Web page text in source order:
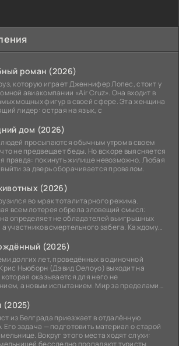
роман (2026)
которую играет Дженнифер Лопес, стоит у
авиакомпании «Air Cruz». Она входит в
мощных фигур в своей сфере. Эта женщина
лидер: острая на язык, с
дом (2026)
просыпаются обычным утром в своем
не предвещает беды. Но вскоре выясняется
правда: покинуть жилище невозможно. Любая
за дверь оборачивается провалом.
(2026)
во мрак тоталитарного режима.
всем лотерея обрела зловещий смысл:
определяет не обладателей выигрышных
а участников смертельного забега. Каждому
(2026)
долгих лет, проведённых в одиночной
Ньюборн (Дэвид Оелоуо) выходит на
оказывается для него не
а новым испытанием. Мир за пределами
(2025)
из Белграда приезжает в отдалённую
Его задача — подготовить материал о старой
Вокруг этого места ходят слухи:
бесследно пропадают туристы.